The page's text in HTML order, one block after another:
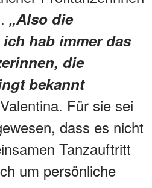
„Also die
hab immer das
die
bekannt
Valentina. Für sie sei
dass es nicht
Tanzauftritt
um persönliche